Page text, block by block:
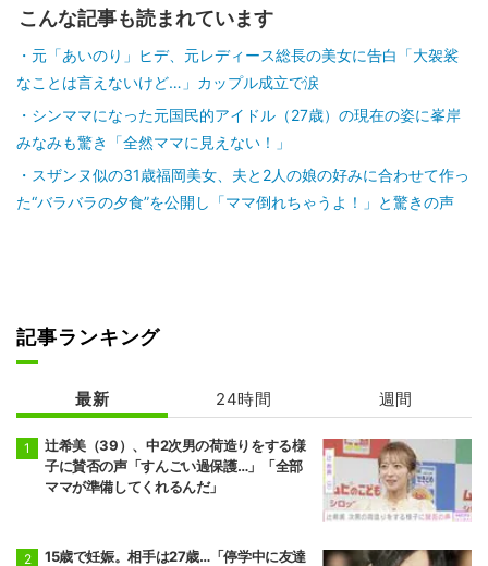
こんな記事も読まれています
元「あいのり」ヒデ、元レディース総長の美女に告白「大袈裟
なことは言えないけど…」カップル成立で涙
シンママになった元国民的アイドル（27歳）の現在の姿に峯岸
みなみも驚き「全然ママに見えない！」
スザンヌ似の31歳福岡美女、夫と2人の娘の好みに合わせて作っ
た“バラバラの夕食”を公開し「ママ倒れちゃうよ！」と驚きの声
記事ランキング
最新 24時間 週間
辻希美（39）、中2次男の荷造りをする様
子に賛否の声「すんごい過保護…」「全部
ママが準備してくれるんだ」
15歳で妊娠。相手は27歳…「停学中に友達